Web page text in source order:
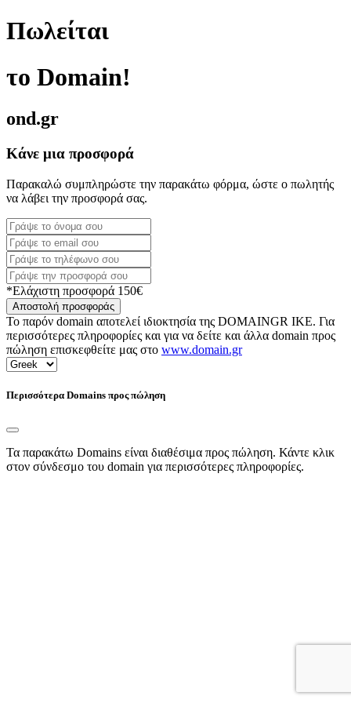
Πωλείται
το Domain!
ond.gr
Κάνε μια προσφορά
Παρακαλώ συμπληρώστε την παρακάτω φόρμα, ώστε ο πωλητής
να λάβει την προσφορά σας.
*Ελάχιστη προσφορά 150€
Αποστολή προσφοράς
Το παρόν domain αποτελεί ιδιοκτησία της DOMAINGR ΙΚΕ. Για
περισσότερες πληροφορίες και για να δείτε και άλλα domain προς
πώληση επισκεφθείτε μας στο www.domain.gr
Περισσότερα Domains προς πώληση
Τα παρακάτω Domains είναι διαθέσιμα προς πώληση. Κάντε κλικ
στον σύνδεσμο του domain για περισσότερες πληροφορίες.